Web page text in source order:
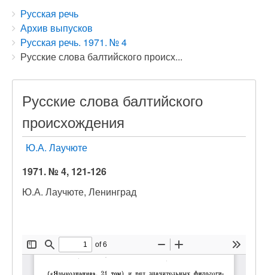
Breadcrumbs
You
are
here:
Русская речь
Архив выпусков
Русская речь. 1971. № 4
Русские слова балтийского происх...
Русские слова балтийского
происхождения
Ю.А. Лаучюте
1971. № 4, 121-126
Ю.А. Лаучюте, Ленинград